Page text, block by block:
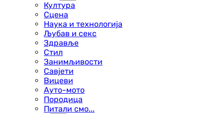
Култура
Сцена
Наука и технологија
Љубав и секс
Здравље
Стил
Занимљивости
Савјети
Вицеви
Ауто-мото
Породица
Питали смо...